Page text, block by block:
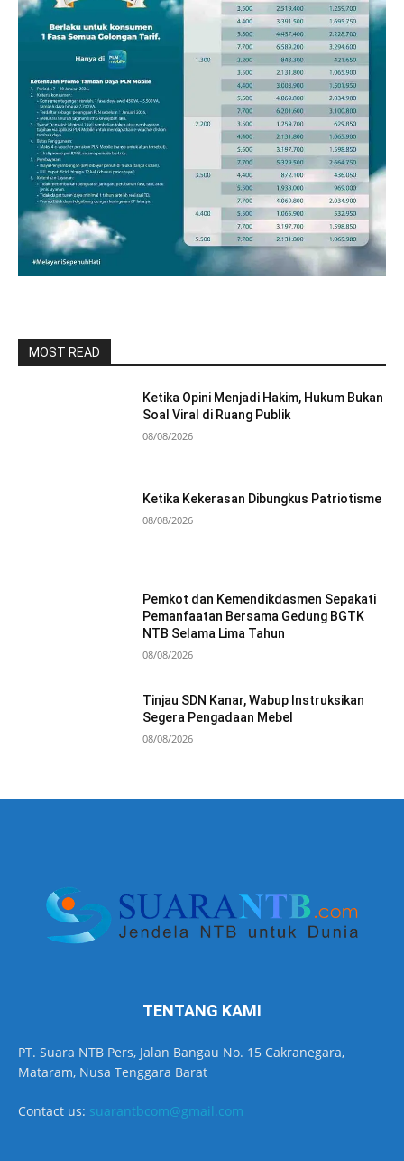
MOST READ
Ketika Opini Menjadi Hakim, Hukum Bukan
Soal Viral di Ruang Publik
08/08/2026
Ketika Kekerasan Dibungkus Patriotisme
08/08/2026
Pemkot dan Kemendikdasmen Sepakati
Pemanfaatan Bersama Gedung BGTK
NTB Selama Lima Tahun
08/08/2026
Tinjau SDN Kanar, Wabup Instruksikan
Segera Pengadaan Mebel
08/08/2026
TENTANG KAMI
PT. Suara NTB Pers, Jalan Bangau No. 15 Cakranegara,
Mataram, Nusa Tenggara Barat
Contact us: suarantbcom@gmail.com